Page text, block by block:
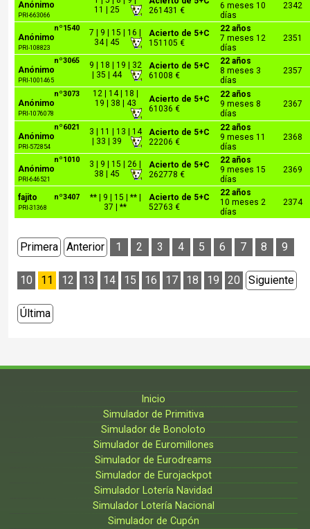
Anónimo
PRI-663066
11 | 25
261431 €
6 meses 10
días
2342
nº1540
Anónimo
PRI-108823
7 | 9 | 15 | 16 |
34 | 45
Acierto de 5+C
151105 €
22 años
7 meses 12
días
2351
nº3065
Anónimo
PRI-1001465
9 | 18 | 19 | 32
| 35 | 44
Acierto de 5+C
61008 €
22 años
8 meses 3
días
2357
nº3073
Anónimo
PRI-1076078
12 | 14 | 18 |
19 | 38 | 43
Acierto de 5+C
61036 €
22 años
9 meses 8
días
2367
nº6021
Anónimo
PRI-572854
3 | 11 | 13 | 14
| 33 | 39
Acierto de 5+C
22206 €
22 años
9 meses 11
días
2368
nº1010
Anónimo
PRI-646521
3 | 9 | 15 | 26 |
38 | 45
Acierto de 5+C
262778 €
22 años
9 meses 15
días
2369
nº3407
fajito
PRI-31368
** | 9 | 15 | ** |
37 | **
Acierto de 5+C
52763 €
22 años
10 meses 2
días
2374
Primera Anterior 1 2 3 4 5 6 7 8 9
10 11 12 13 14 15 16 17 18 19 20 Siguiente
Última
Inicio
Simulador de Primitiva
Simulador de Bonoloto
Simulador de Euromillones
Simulador de Eurodreams
Simulador de Eurojackpot
Simulador Lotería Navidad
Simulador Lotería Nacional
Simulador de Cupón